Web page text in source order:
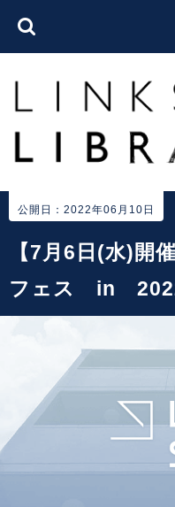
公開日：2022年06月10日
【7月6日(水)
フェス in